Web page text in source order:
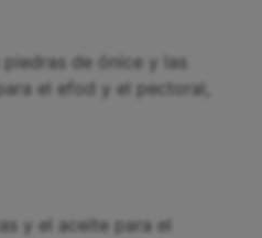
piedras de ónice y las
el efod y el pectoral,
y el aceite para el